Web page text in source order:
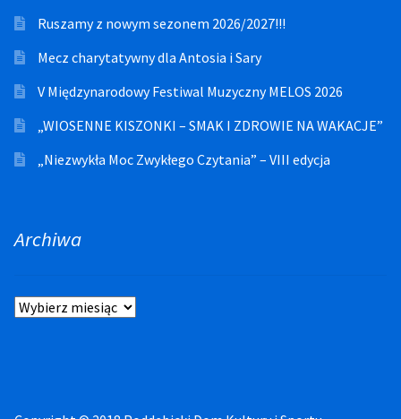
Ruszamy z nowym sezonem 2026/2027!!!
Mecz charytatywny dla Antosia i Sary
V Międzynarodowy Festiwal Muzyczny MELOS 2026
„WIOSENNE KISZONKI – SMAK I ZDROWIE NA WAKACJE”
„Niezwykła Moc Zwykłego Czytania” – VIII edycja
Archiwa
Archiwa